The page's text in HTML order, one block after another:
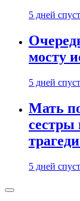
5 дней
мосту
5 дней
Мать
сестры
5 дней